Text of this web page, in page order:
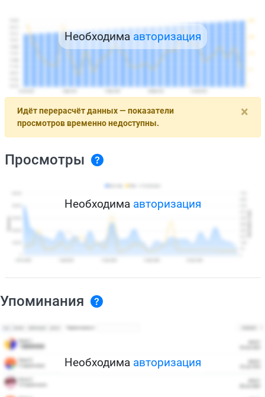
Необходима авторизация
×
Идёт перерасчёт данных — показатели
просмотров временно недоступны.
Просмотры
Необходима авторизация
Упоминания
Необходима авторизация